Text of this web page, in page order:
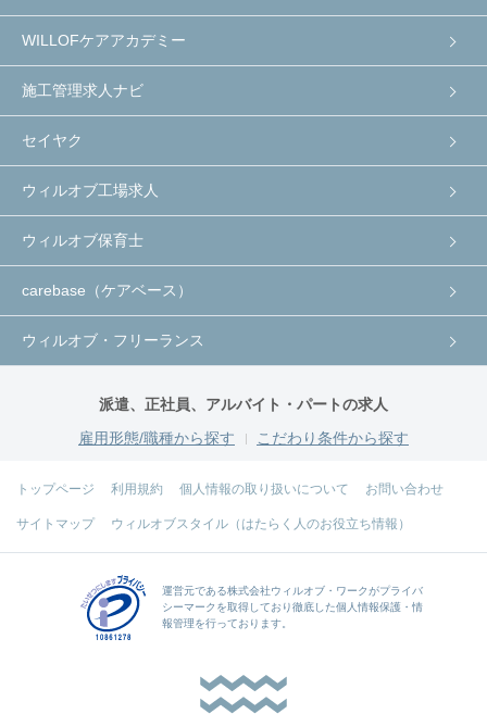
WILLOFケアアカデミー
施工管理求人ナビ
セイヤク
ウィルオブ工場求人
ウィルオブ保育士
carebase（ケアベース）
ウィルオブ・フリーランス
派遣、正社員、アルバイト・パートの求人
雇用形態/職種から探す
こだわり条件から探す
トップページ 利用規約 個人情報の取り扱いについて お問い合わせ
サイトマップ ウィルオブスタイル（はたらく人のお役立ち情報）
運営元である株式会社ウィルオブ・ワークがプライバ
シーマークを取得しており徹底した個人情報保護・情
報管理を行っております。